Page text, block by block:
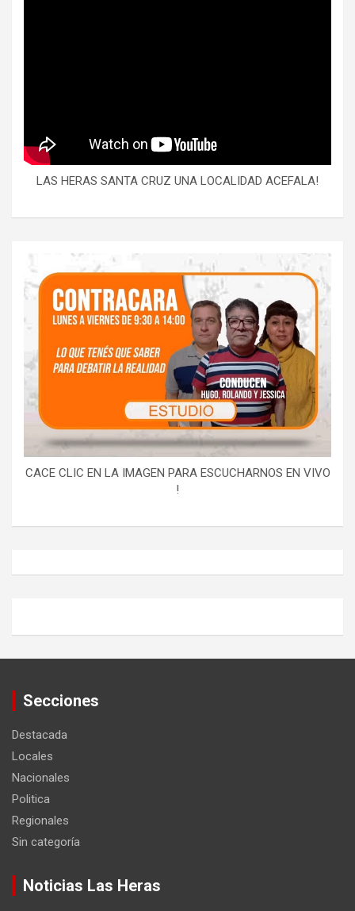
LAS HERAS SANTA CRUZ UNA LOCALIDAD ACEFALA!
CACE CLIC EN LA IMAGEN PARA ESCUCHARNOS EN VIVO
!
Secciones
Destacada
Locales
Nacionales
Politica
Regionales
Sin categoría
Noticias Las Heras